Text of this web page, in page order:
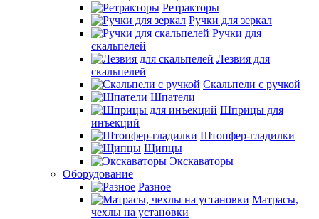
Ретракторы
Ручки для зеркал
Ручки для
скальпелей
Лезвия для
скальпелей
Скальпели с ручкой
Шпатели
Шприцы для
инъекций
Штопфер-гладилки
Щипцы
Экскаваторы
Оборудование
Разное
Матрасы,
чехлы на установки